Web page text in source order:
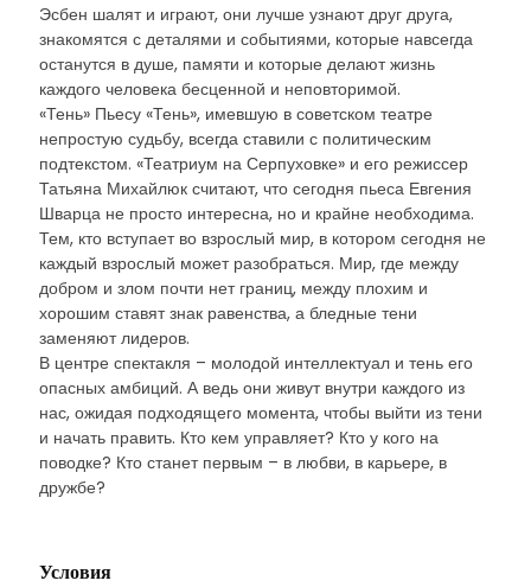
Эсбен шалят и играют, они лучше узнают друг друга,
знакомятся с деталями и событиями, которые навсегда
останутся в душе, памяти и которые делают жизнь
каждого человека бесценной и неповторимой.
«Тень» Пьесу «Тень», имевшую в советском театре
непростую судьбу, всегда ставили с политическим
подтекстом. «Театриум на Серпуховке» и его режиссер
Татьяна Михайлюк считают, что сегодня пьеса Евгения
Шварца не просто интересна, но и крайне необходима.
Тем, кто вступает во взрослый мир, в котором сегодня не
каждый взрослый может разобраться. Мир, где между
добром и злом почти нет границ, между плохим и
хорошим ставят знак равенства, а бледные тени
заменяют лидеров.
В центре спектакля – молодой интеллектуал и тень его
опасных амбиций. А ведь они живут внутри каждого из
нас, ожидая подходящего момента, чтобы выйти из тени
и начать править. Кто кем управляет? Кто у кого на
поводке? Кто станет первым – в любви, в карьере, в
дружбе?
Условия